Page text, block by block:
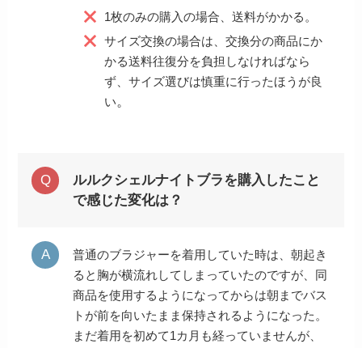
1枚のみの購入の場合、送料がかかる。
サイズ交換の場合は、交換分の商品にか
かる送料往復分を負担しなければなら
ず、サイズ選びは慎重に行ったほうが良
い。
ルルクシェルナイトブラを購入したこと
で感じた変化は？
普通のブラジャーを着用していた時は、朝起き
ると胸が横流れしてしまっていたのですが、同
商品を使用するようになってからは朝までバス
トが前を向いたまま保持されるようになった。
まだ着用を初めて1カ月も経っていませんが、